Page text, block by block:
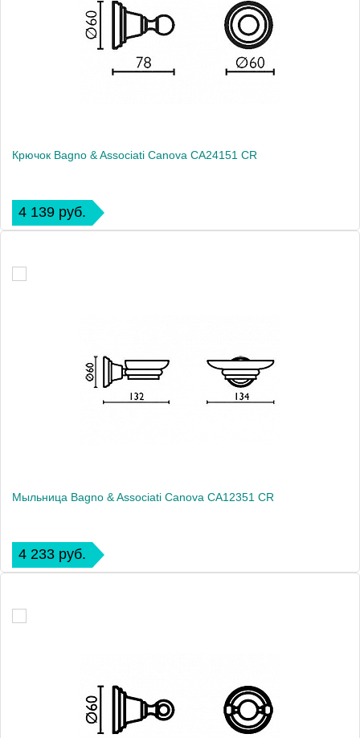
Крючок Bagno & Associati Canova CA24151 CR
4 139 руб.
Мыльница Bagno & Associati Canova CA12351 CR
4 233 руб.